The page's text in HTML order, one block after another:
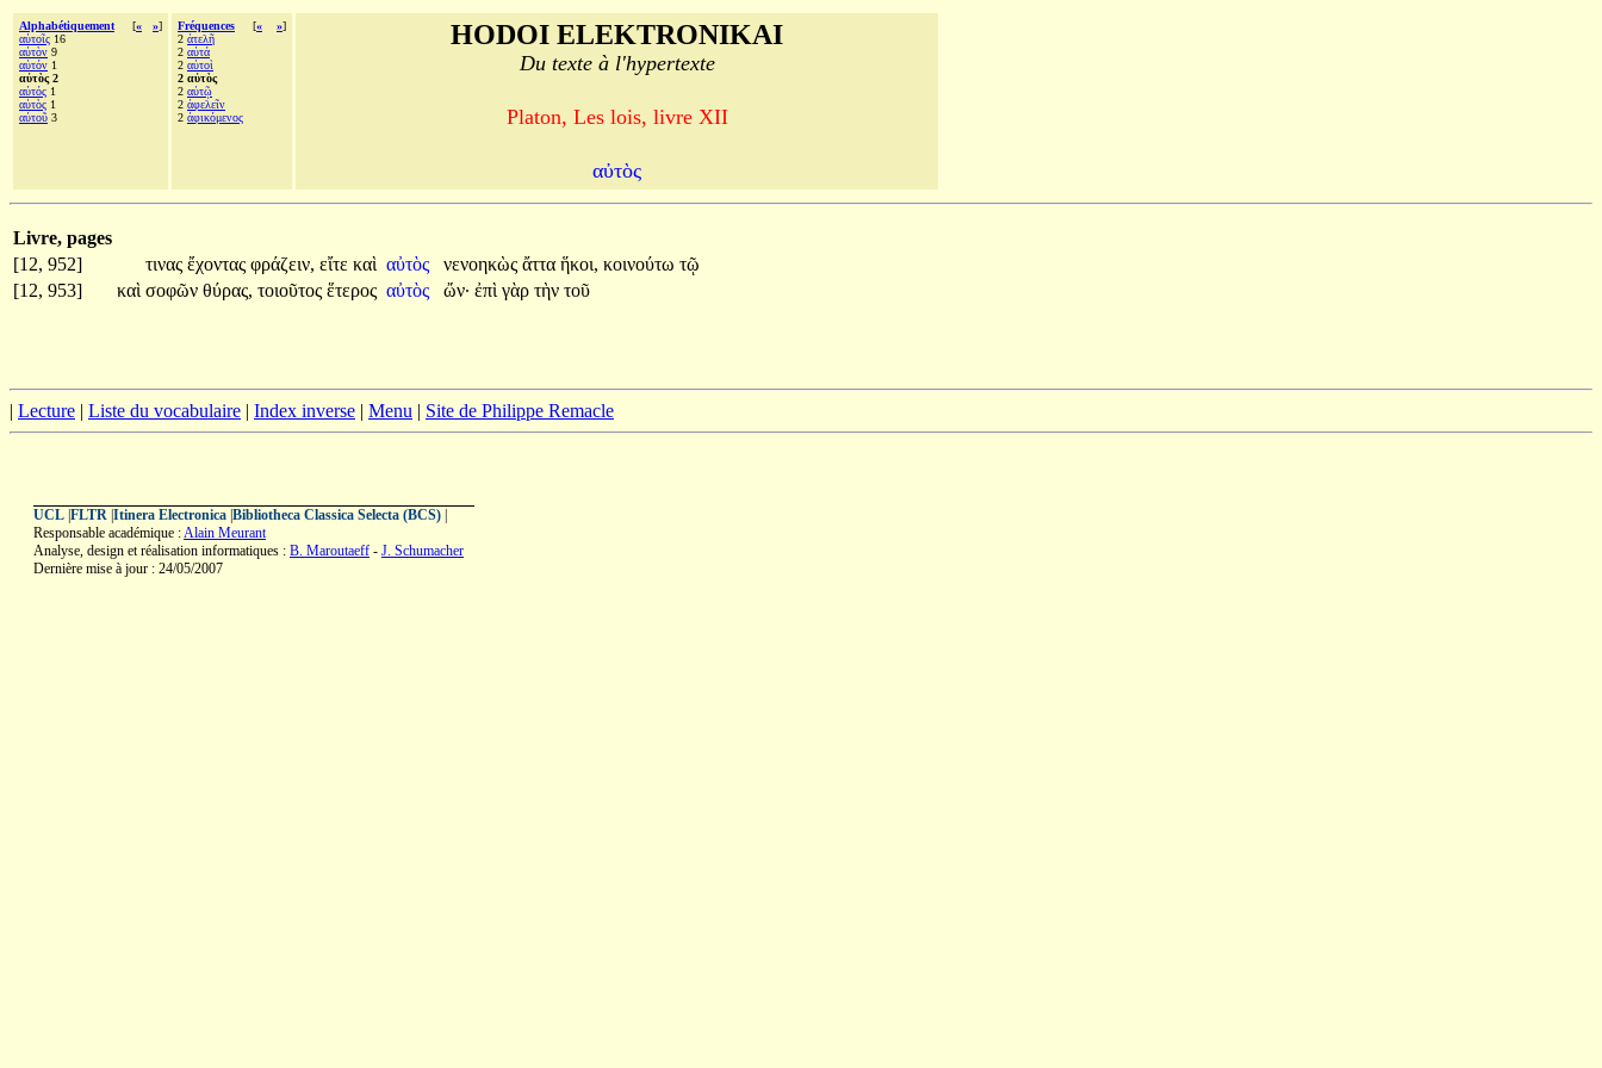
Alphabétiquement [« »]
αὐτοῖς 16
αὐτὸν 9
αὑτόν 1
αὐτὸς 2
αὐτός 1
αὑτὸς 1
αὐτοῦ 3
Fréquences [« »]
2 ἀτελῆ
2 αὐτά
2 αὐτοὶ
2 αὐτὸς
2 αὑτῷ
2 ἀφελεῖν
2 ἀφικόμενος
HODOI ELEKTRONIKAI
Du texte à l'hypertexte
Platon, Les lois, livre XII
αὐτὸς
Livre, pages
[12, 952]
τινας ἔχοντας φράζειν, εἴτε καὶ αὐτὸς νενοηκὼς ἄττα ἥκοι, κοινούτω τῷ
[12, 953]
καὶ σοφῶν θύρας, τοιοῦτος ἕτερος αὐτὸς ὤν· ἐπὶ γὰρ τὴν τοῦ
| Lecture | Liste du vocabulaire | Index inverse | Menu | Site de Philippe Remacle
UCL FLTR Itinera Electronica Bibliotheca Classica Selecta (BCS)
Responsable académique :Alain Meurant
Analyse, design et réalisation informatiques : B. Maroutaeff - J. Schumacher
Dernière mise à jour : 24/05/2007